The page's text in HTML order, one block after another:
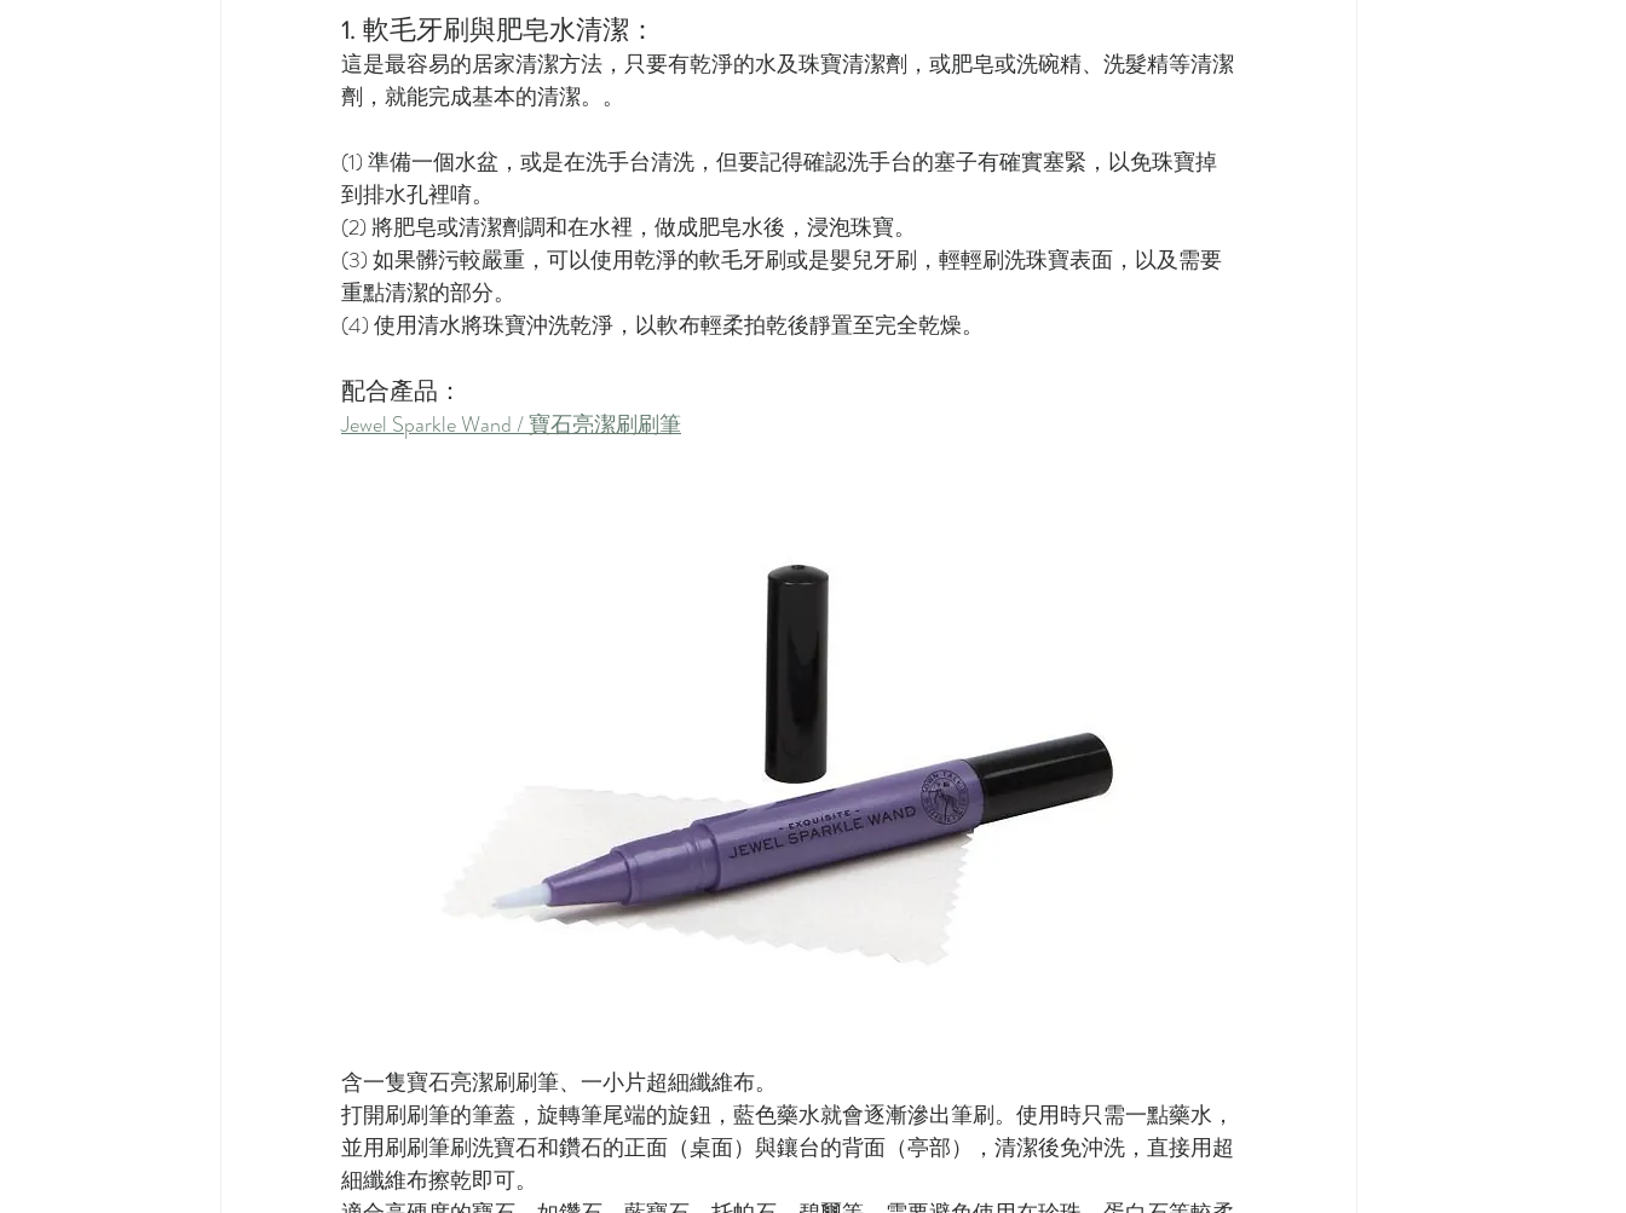
1. 軟毛牙刷與肥皂水清潔：
這是最容易的居家清潔方法，只要有乾淨的水及珠寶清潔劑，或肥皂或洗碗精、洗髮精等清潔
劑，就能完成基本的清潔。。
(1) 準備一個水盆，或是在洗手台清洗，但要記得確認洗手台的塞子有確實塞緊，以免珠寶掉
到排水孔裡唷。
(2) 將肥皂或清潔劑調和在水裡，做成肥皂水後，浸泡珠寶。
(3) 如果髒污較嚴重，可以使用乾淨的軟毛牙刷或是嬰兒牙刷，輕輕刷洗珠寶表面，以及需要
重點清潔的部分。
(4) 使用清水將珠寶沖洗乾淨，以軟布輕柔拍乾後靜置至完全乾燥。
配合產品：
Jewel Sparkle Wand / 寶石亮潔刷刷筆
含一隻寶石亮潔刷刷筆、一小片超細纖維布。
打開刷刷筆的筆蓋，旋轉筆尾端的旋鈕，藍色藥水就會逐漸滲出筆刷。使用時只需一點藥水，
並用刷刷筆刷洗寶石和鑽石的正面（桌面）與鑲台的背面（亭部），清潔後免沖洗，直接用超
細纖維布擦乾即可。